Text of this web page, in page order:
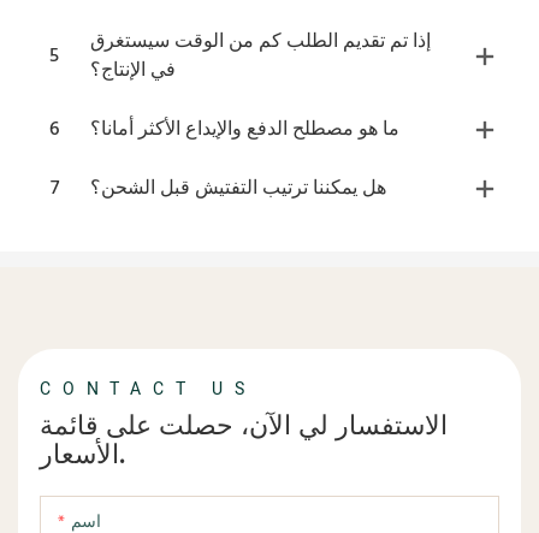
5
إذا تم تقديم الطلب كم من الوقت سيستغرق
في الإنتاج؟
6
ما هو مصطلح الدفع والإيداع الأكثر أمانا؟
7
هل يمكننا ترتيب التفتيش قبل الشحن؟
CONTACT US
الاستفسار لي الآن، حصلت على قائمة
الأسعار.
اسم